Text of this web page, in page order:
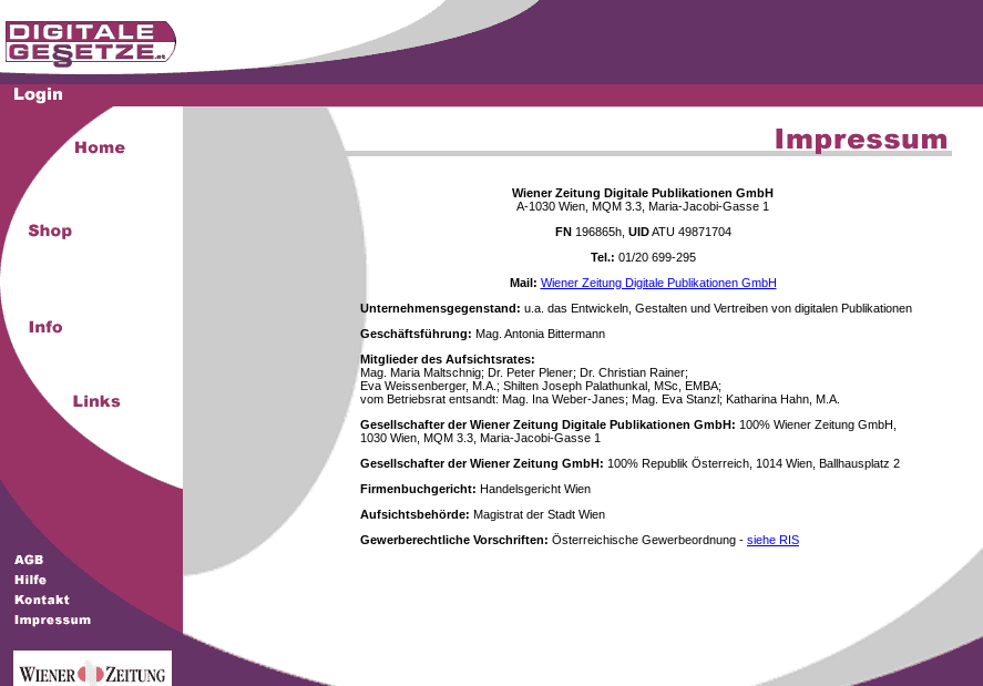
Wiener Zeitung Digitale Publikationen GmbH
A-1030 Wien, MQM 3.3, Maria-Jacobi-Gasse 1
FN196865h, UIDATU 49871704
Tel.: 01/20 699-295
Mail: Wiener Zeitung Digitale Publikationen GmbH
Unternehmensgegenstand: u.a. das Entwickeln, Gestalten und Vertreiben von digitalen Publikationen
Geschäftsführung: Mag. Antonia Bittermann
Mitglieder des Aufsichtsrates:
Mag. Maria Maltschnig; Dr. Peter Plener; Dr. Christian Rainer;
Eva Weissenberger, M.A.; Shilten Joseph Palathunkal, MSc, EMBA;
vom Betriebsrat entsandt: Mag. Ina Weber-Janes; Mag. Eva Stanzl; Katharina Hahn, M.A.
Gesellschafter der Wiener Zeitung Digitale Publikationen GmbH: 100% Wiener Zeitung GmbH,
1030 Wien, MQM 3.3, Maria-Jacobi-Gasse 1
Gesellschafter der Wiener Zeitung GmbH: 100% Republik Österreich, 1014 Wien, Ballhausplatz 2
Firmenbuchgericht: Handelsgericht Wien
Aufsichtsbehörde: Magistrat der Stadt Wien
Gewerberechtliche Vorschriften: Österreichische Gewerbeordnung - siehe RIS